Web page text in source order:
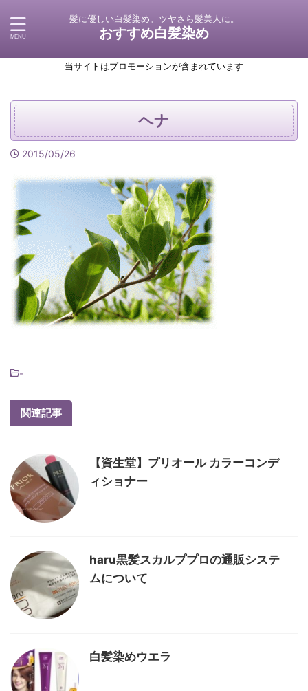
髪に優しい白髪染め。ツヤさら髪美人に。
おすすめ白髪染め
当サイトはプロモーションが含まれています
ヘナ
2015/05/26
-
関連記事
【資生堂】プリオール カラーコンデ
ィショナー
haru黒髪スカルププロの通販システ
ムについて
白髪染めウエラ